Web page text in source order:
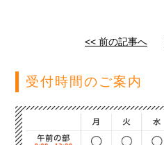
<< 前の記事へ
受付時間のご案内